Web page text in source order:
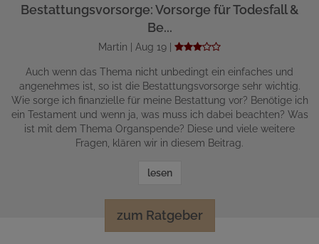
Bestattungsvorsorge: Vorsorge für Todesfall &
Be...
Martin | Aug 19 |
Auch wenn das Thema nicht unbedingt ein einfaches und
angenehmes ist, so ist die Bestattungsvorsorge sehr wichtig.
Wie sorge ich finanzielle für meine Bestattung vor? Benötige ich
ein Testament und wenn ja, was muss ich dabei beachten? Was
ist mit dem Thema Organspende? Diese und viele weitere
Fragen, klären wir in diesem Beitrag.
lesen
zum Ratgeber